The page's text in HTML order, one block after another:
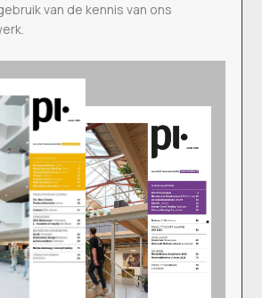
van de kennis van ons